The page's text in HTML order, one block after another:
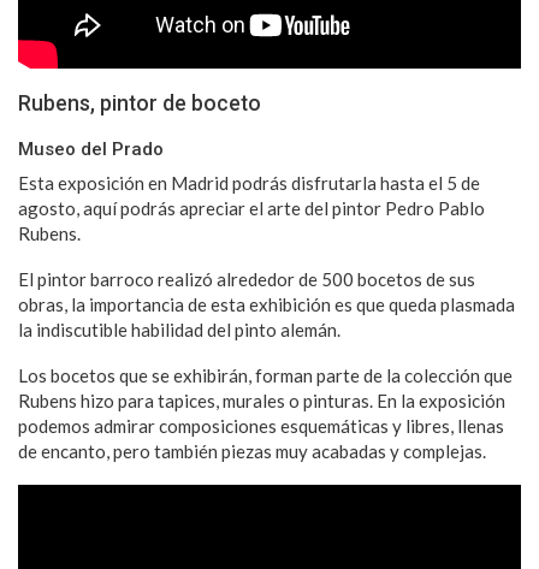
Rubens, pintor de boceto
Museo del Prado
Esta exposición en Madrid podrás disfrutarla hasta el 5 de
agosto, aquí podrás apreciar el arte del pintor Pedro Pablo
Rubens.
El pintor barroco realizó alrededor de 500 bocetos de sus
obras, la importancia de esta exhibición es que queda plasmada
la indiscutible habilidad del pinto alemán.
Los bocetos que se exhibirán, forman parte de la colección que
Rubens hizo para tapices, murales o pinturas. En la exposición
podemos admirar composiciones esquemáticas y libres, llenas
de encanto, pero también piezas muy acabadas y complejas.